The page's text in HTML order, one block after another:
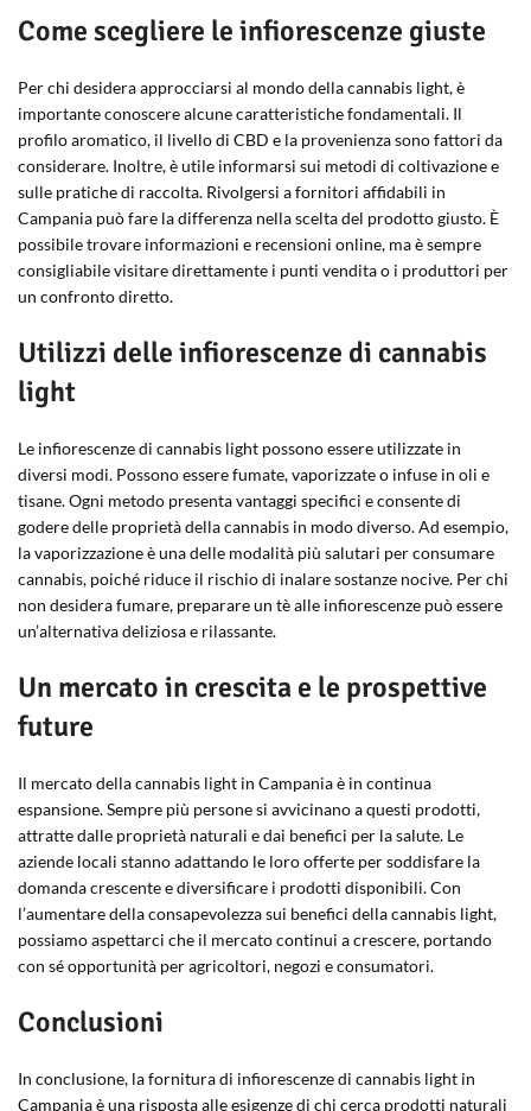
Come scegliere le infiorescenze giuste
Per chi desidera approcciarsi al mondo della cannabis light, è
importante conoscere alcune caratteristiche fondamentali. Il
profilo aromatico, il livello di CBD e la provenienza sono fattori da
considerare. Inoltre, è utile informarsi sui metodi di coltivazione e
sulle pratiche di raccolta. Rivolgersi a fornitori affidabili in
Campania può fare la differenza nella scelta del prodotto giusto. È
possibile trovare informazioni e recensioni online, ma è sempre
consigliabile visitare direttamente i punti vendita o i produttori per
un confronto diretto.
Utilizzi delle infiorescenze di cannabis
light
Le infiorescenze di cannabis light possono essere utilizzate in
diversi modi. Possono essere fumate, vaporizzate o infuse in oli e
tisane. Ogni metodo presenta vantaggi specifici e consente di
godere delle proprietà della cannabis in modo diverso. Ad esempio,
la vaporizzazione è una delle modalità più salutari per consumare
cannabis, poiché riduce il rischio di inalare sostanze nocive. Per chi
non desidera fumare, preparare un tè alle infiorescenze può essere
un’alternativa deliziosa e rilassante.
Un mercato in crescita e le prospettive
future
Il mercato della cannabis light in Campania è in continua
espansione. Sempre più persone si avvicinano a questi prodotti,
attratte dalle proprietà naturali e dai benefici per la salute. Le
aziende locali stanno adattando le loro offerte per soddisfare la
domanda crescente e diversificare i prodotti disponibili. Con
l’aumentare della consapevolezza sui benefici della cannabis light,
possiamo aspettarci che il mercato continui a crescere, portando
con sé opportunità per agricoltori, negozi e consumatori.
Conclusioni
In conclusione, la fornitura di infiorescenze di cannabis light in
Campania è una risposta alle esigenze di chi cerca prodotti naturali